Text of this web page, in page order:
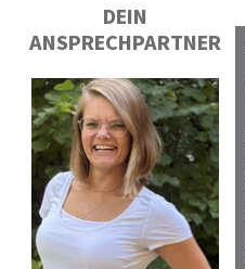
DEIN
ANSPRECHPARTNER